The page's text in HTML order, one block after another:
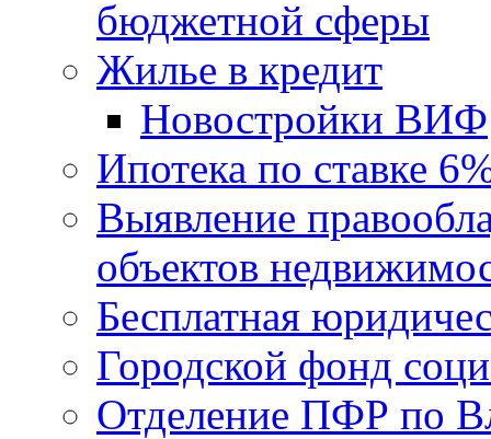
бюджетной сферы
Жилье в кредит
Новостройки ВИФ
Ипотека по ставке
Выявление
объектов
Бесплатная
Городской фонд
Отделение ПФР по